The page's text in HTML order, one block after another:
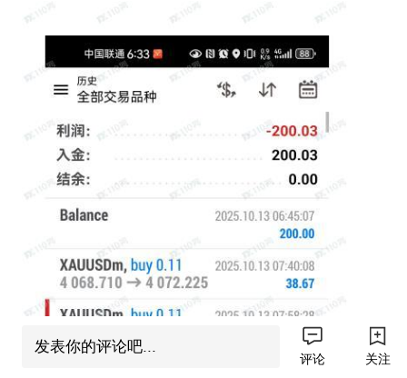
发表你的评论吧...
评论 关注